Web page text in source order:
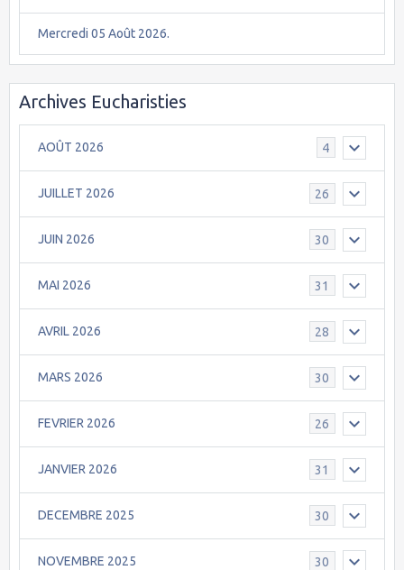
Mercredi 05 Août 2026.
Archives Eucharisties
AOÛT 2026 4
JUILLET 2026 26
JUIN 2026 30
MAI 2026 31
AVRIL 2026 28
MARS 2026 30
FEVRIER 2026 26
JANVIER 2026 31
DECEMBRE 2025 30
NOVEMBRE 2025 30